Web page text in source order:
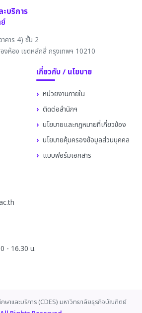
บริการ
คาร 4) ชั้น 2
งห้อง เขตหลักสี่ กรุงเทพฯ 10210
เกี่ยวกับ / นโยบาย
หน่วยงานภายใน
ติดต่อสำนักฯ
นโยบายและกฎหมายที่เกี่ยวข้อง
นโยบายคุ้มครองข้อมูลส่วนบุคคล
แบบฟอร์มเอกสาร
- 16.30 น.
าและบริการ (CDES) มหาวิทยาลัยธุรกิจบัณฑิตย์